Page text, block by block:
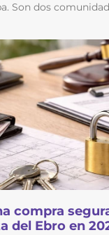
Son dos
compra
del Ebro en